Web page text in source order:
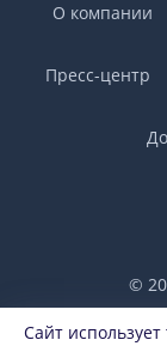
Сайт
О компании
Пресс-центр
©
Горячая